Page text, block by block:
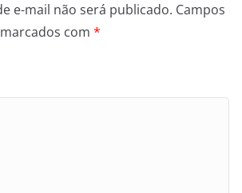
e-mail não será publicado. Campos
com *